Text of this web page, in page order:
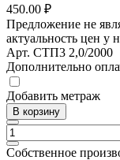
450.00 ₽
Предложение не
актуальность цен у
Арт. СТП3 2,0/2000
Дополнительно
Добавить метраж
В корзину
Собственное